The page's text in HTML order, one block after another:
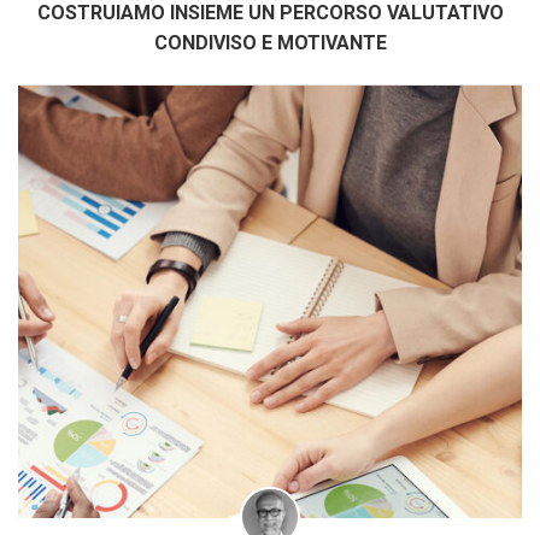
COSTRUIAMO INSIEME UN PERCORSO VALUTATIVO
CONDIVISO E MOTIVANTE